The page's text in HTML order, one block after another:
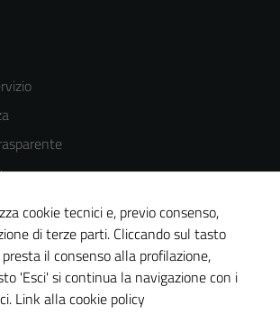
del sito
cookie tecnici e, previo consenso,
di terze parti. Cliccando sul tasto
il consenso alla profilazione,
'Esci' si continua la navigazione con i
Link alla cookie policy